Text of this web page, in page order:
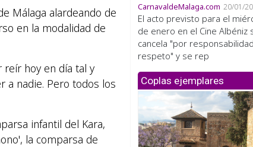
Málaga alardeando de
en la modalidad de
reír hoy en día tal y
a nadie. Pero todos los
infantil del Kara,
la comparsa de
CarnavaldeMalaga.com 20/01/
El acto previsto para el
de enero en el Cine Albéniz
cancela "por
respeto" y se rep
Coplas ejemplares